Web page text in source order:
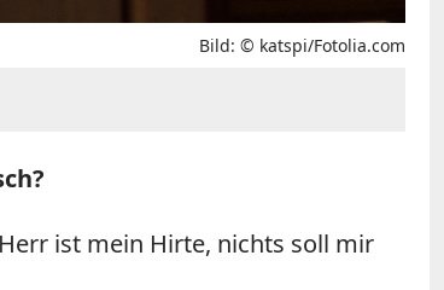
Bild: © katspi/Fotolia.com
ist mein Hirte, nichts soll mir